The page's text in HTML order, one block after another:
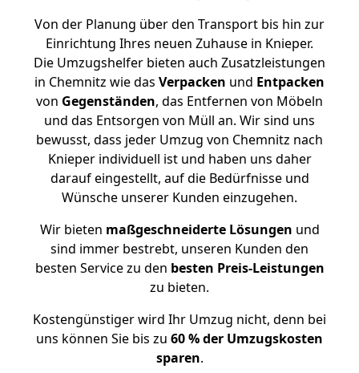
Von der Planung über den Transport bis hin zur
Einrichtung Ihres neuen Zuhause in Knieper.
Die Umzugshelfer bieten auch Zusatzleistungen
in Chemnitz wie das Verpacken und Entpacken
von Gegenständen, das Entfernen von Möbeln
und das Entsorgen von Müll an. Wir sind uns
bewusst, dass jeder Umzug von Chemnitz nach
Knieper individuell ist und haben uns daher
darauf eingestellt, auf die Bedürfnisse und
Wünsche unserer Kunden einzugehen.
Wir bieten maßgeschneiderte Lösungen und
sind immer bestrebt, unseren Kunden den
besten Service zu den besten Preis-Leistungen
zu bieten.
Kostengünstiger wird Ihr Umzug nicht, denn bei
uns können Sie bis zu 60 % der Umzugskosten
sparen.